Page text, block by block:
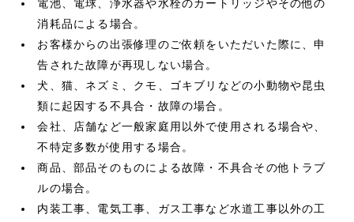
電池、電球、浄水器や水栓のカートリッジやその他の
消耗品による場合。
お客様からの出張修理のご依頼をいただいた際に、申
告された故障が再現しない場合。
犬、猫、ネズミ、クモ、ゴキブリなどの小動物や昆虫
類に起因する不具合・故障の場合。
会社、店舗など一般家庭用以外で使用される場合や、
不特定多数が使用する場合。
商品、部品そのものによる故障・不具合その他トラブ
ルの場合。
内装工事、電気工事、ガス工事など水道工事以外の工